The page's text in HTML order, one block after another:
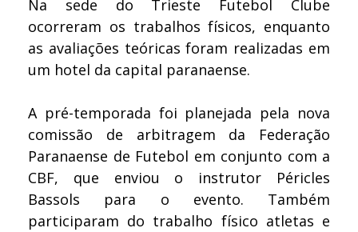
Na sede do Trieste Futebol Clube
ocorreram os trabalhos físicos, enquanto
as avaliações teóricas foram realizadas em
um hotel da capital paranaense.
A pré-temporada foi planejada pela nova
comissão de arbitragem da Federação
Paranaense de Futebol em conjunto com a
CBF, que enviou o instrutor Péricles
Bassols para o evento. Também
participaram do trabalho físico atletas e